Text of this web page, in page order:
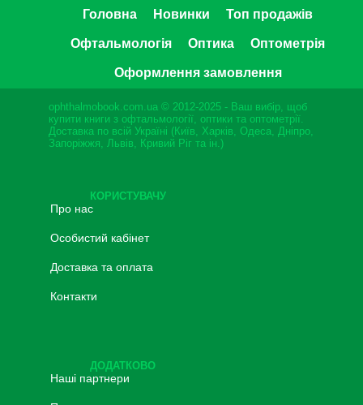
Головна Новинки Топ продажів
Офтальмологія Оптика Оптометрія
Оформлення замовлення
ophthalmobook.com.ua © 2012-2025 - Ваш вибір, щоб
купити книги з офтальмології, оптики та оптометрії.
Доставка по всій Україні (Київ, Харків, Одеса, Дніпро,
Запоріжжя, Львів, Кривий Ріг та ін.)
КОРИСТУВАЧУ
Про нас
Особистий кабінет
Доставка та оплата
Контакти
ДОДАТКОВО
Наші партнери